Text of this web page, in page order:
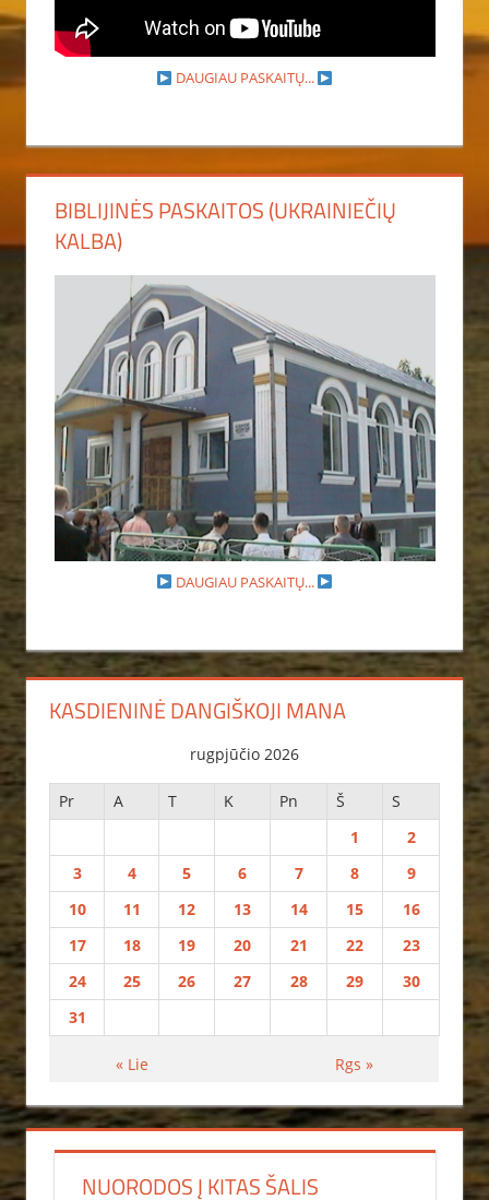
DAUGIAU PASKAITŲ...
BIBLIJINĖS PASKAITOS (UKRAINIEČIŲ
KALBA)
DAUGIAU PASKAITŲ...
KASDIENINĖ DANGIŠKOJI MANA
rugpjūčio 2026
Pr A T K Pn Š
S
1
2
3
4 5 6 7 8
9
10
11 12 13 14 15
16
17
18 19 20 21 22
23
24
25 26 27 28 29
30
31
« Lie Rgs »
NUORODOS Į KITAS ŠALIS